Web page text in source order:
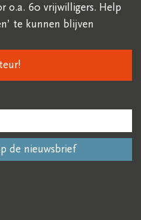
o.a. 60 vrijwilligers. Help
te kunnen blijven